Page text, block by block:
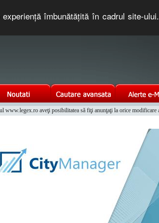
îmbunătăţită în cadrul site-
www.legex.ro aveţi posibilitatea să fiţi anunţaţi la orice modificare